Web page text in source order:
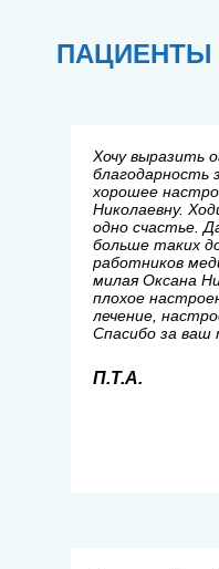
ПАЦИЕНТЫ
Хочу выразить
благодарность
хорошее
Николаевну.
одно счастье.
больше таких
работников
милая Оксана
плохое
лечение,
Спасибо за ваш
П.Т.А.